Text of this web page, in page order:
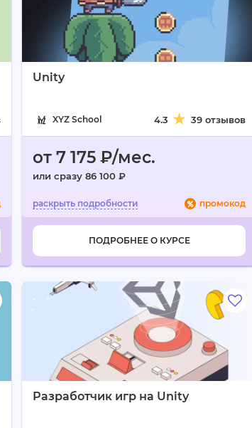
Unity
XYZ School 4.3 39 отзывов
от 7 175 ₽/мес.
или сразу 86 100 ₽
промокод
ПОДРОБНЕЕ О КУРСЕ
Разработчик игр на Unity